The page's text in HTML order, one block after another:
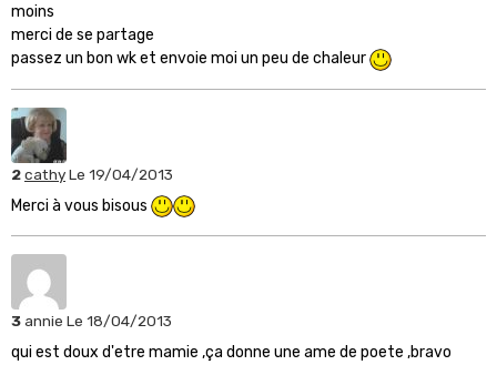
moins
merci de se partage
passez un bon wk et envoie moi un peu de chaleur
2cathyLe 19/04/2013
Merci à vous bisous
3annie Le 18/04/2013
qui est doux d'etre mamie ,ça donne une ame de poete ,bravo